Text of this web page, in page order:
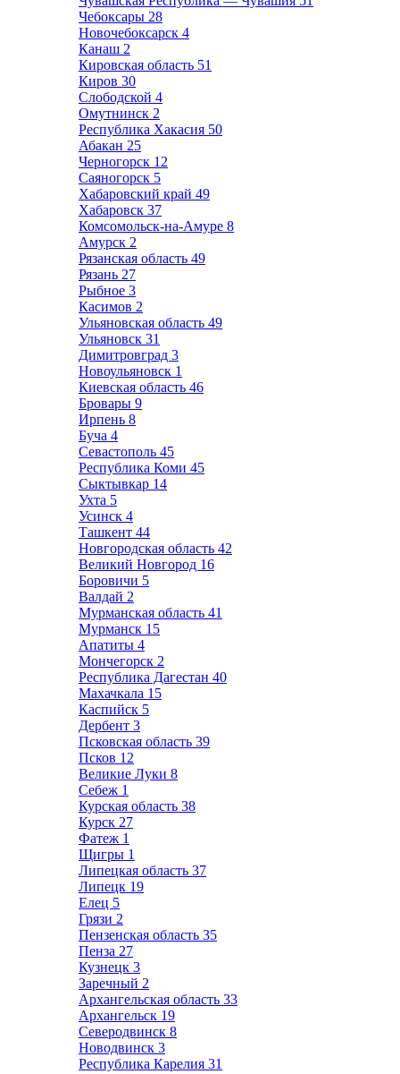
Чебоксары 28
Новочебоксарск 4
Канаш 2
Кировская область 51
Киров 30
Слободской 4
Омутнинск 2
Республика Хакасия 50
Абакан 25
Черногорск 12
Саяногорск 5
Хабаровский край 49
Хабаровск 37
Комсомольск-на-Амуре 8
Амурск 2
Рязанская область 49
Рязань 27
Рыбное 3
Касимов 2
Ульяновская область 49
Ульяновск 31
Димитровград 3
Новоульяновск 1
Киевская область 46
Бровары 9
Ирпень 8
Буча 4
Севастополь 45
Республика Коми 45
Сыктывкар 14
Ухта 5
Усинск 4
Ташкент 44
Новгородская область 42
Великий Новгород 16
Боровичи 5
Валдай 2
Мурманская область 41
Мурманск 15
Апатиты 4
Мончегорск 2
Республика Дагестан 40
Махачкала 15
Каспийск 5
Дербент 3
Псковская область 39
Псков 12
Великие Луки 8
Себеж 1
Курская область 38
Курск 27
Фатеж 1
Щигры 1
Липецкая область 37
Липецк 19
Елец 5
Грязи 2
Пензенская область 35
Пенза 27
Кузнецк 3
Заречный 2
Архангельская область 33
Архангельск 19
Северодвинск 8
Новодвинск 3
Республика Карелия 31